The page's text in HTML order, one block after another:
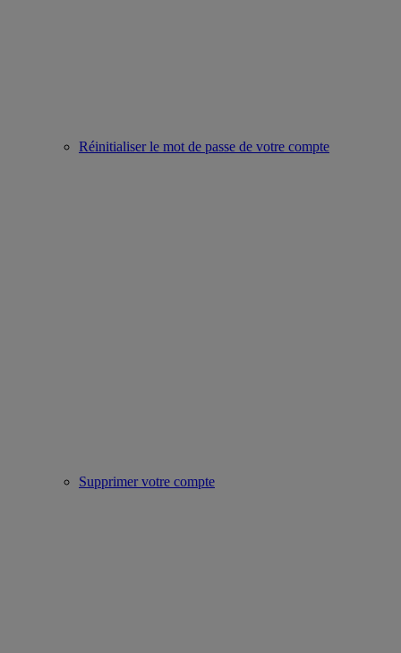
Réinitialiser le mot de passe de votre compte
Supprimer votre compte